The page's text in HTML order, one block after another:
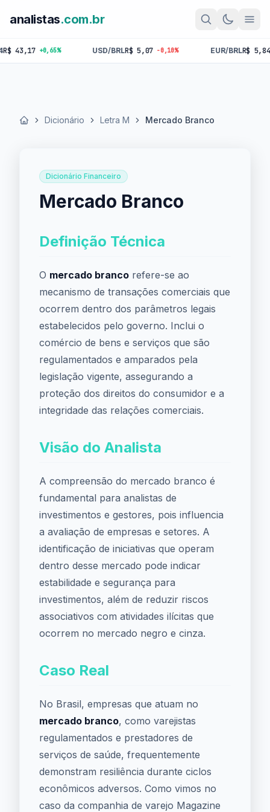
analistas.com.br
+0,65% USD/BRLR$ 5,07 -0,10% EUR/BRLR$ 5,84 -
Início Dicionário Letra M Mercado Branco
Dicionário Financeiro
Mercado Branco
Definição Técnica
O mercado branco refere-se ao
mecanismo de transações comerciais que
ocorrem dentro dos parâmetros legais
estabelecidos pelo governo. Inclui o
comércio de bens e serviços que são
regulamentados e amparados pela
legislação vigente, assegurando a
proteção dos direitos do consumidor e a
integridade das relações comerciais.
Visão do Analista
A compreensão do mercado branco é
fundamental para analistas de
investimentos e gestores, pois influencia
a avaliação de empresas e setores. A
identificação de iniciativas que operam
dentro desse mercado pode indicar
estabilidade e segurança para
investimentos, além de reduzir riscos
associativos com atividades ilícitas que
ocorrem no mercado negro e cinza.
Caso Real
No Brasil, empresas que atuam no
mercado branco, como varejistas
regulamentados e prestadores de
serviços de saúde, frequentemente
demonstram resiliência durante ciclos
econômicos adversos. Como vimos no
caso da companhia de varejo Magazine